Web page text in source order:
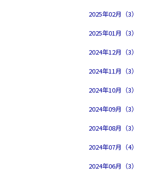
2025年02月（3）
2025年01月（3）
2024年12月（3）
2024年11月（3）
2024年10月（3）
2024年09月（3）
2024年08月（3）
2024年07月（4）
2024年06月（3）